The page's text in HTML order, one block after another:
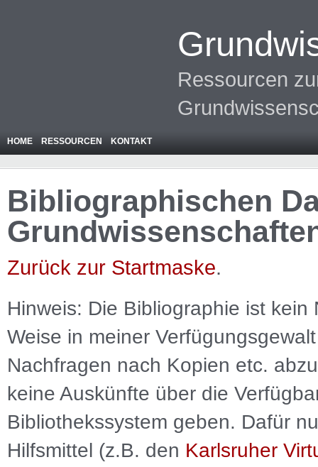
Ressourcen
HOME RESSOURCEN KONTAKT
Bibliographischen
Zurück zur Startmaske.
Hinweis: Die Bibliographie ist kein
Weise in meiner
Nachfragen nach Kopien etc.
keine Auskünfte über die
Bibliothekssystem geben. Dafür
Hilfsmittel (z.B. den Karlsruher